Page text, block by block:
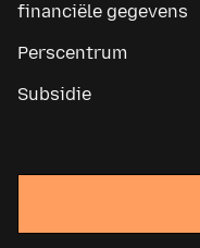
financiële gegevens
Perscentrum
Subsidie